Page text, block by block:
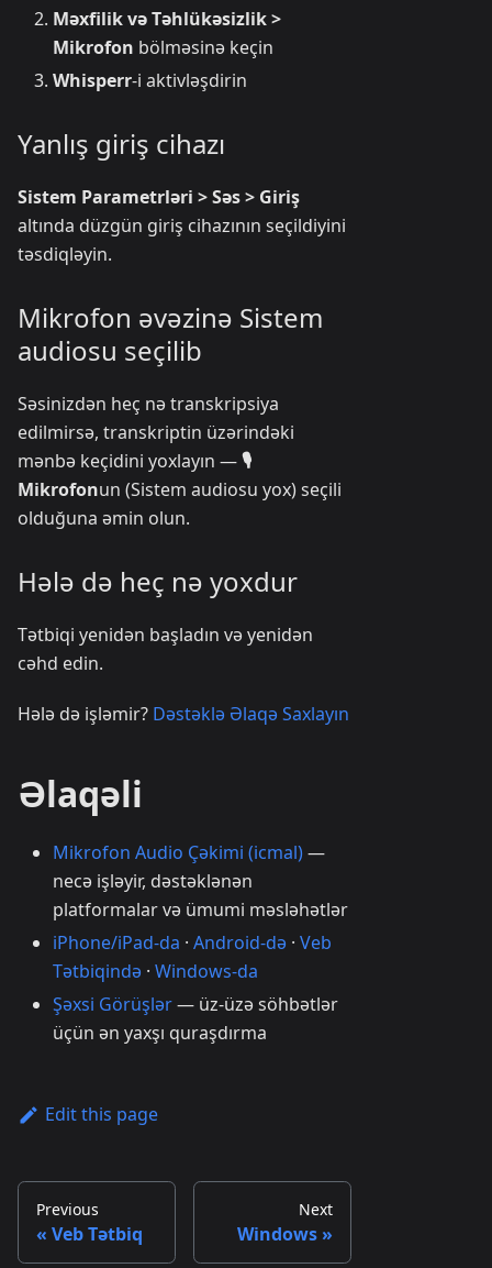
Məxfilik və Təhlükəsizlik >
Mikrofon bölməsinə keçin
Whisperr-i aktivləşdirin
Yanlış giriş cihazı
Sistem Parametrləri > Səs > Giriş
altında düzgün giriş cihazının seçildiyini
təsdiqləyin.
Mikrofon əvəzinə Sistem
audiosu seçilib
Səsinizdən heç nə transkripsiya
edilmirsə, transkriptin üzərindəki
mənbə keçidini yoxlayın —🎙️
Mikrofonun (Sistem audiosu yox) seçili
olduğuna əmin olun.
Hələ də heç nə yoxdur
Tətbiqi yenidən başladın və yenidən
cəhd edin.
Hələ də işləmir? Dəstəklə Əlaqə Saxlayın
Əlaqəli
Mikrofon Audio Çəkimi (icmal)—
necə işləyir, dəstəklənən
platformalar və ümumi məsləhətlər
iPhone/iPad-da · Android-də · Veb
Tətbiqində · Windows-da
Şəxsi Görüşlər— üz-üzə söhbətlər
üçün ən yaxşı quraşdırma
Edit this page
Previous
Veb Tətbiq
Next
Windows